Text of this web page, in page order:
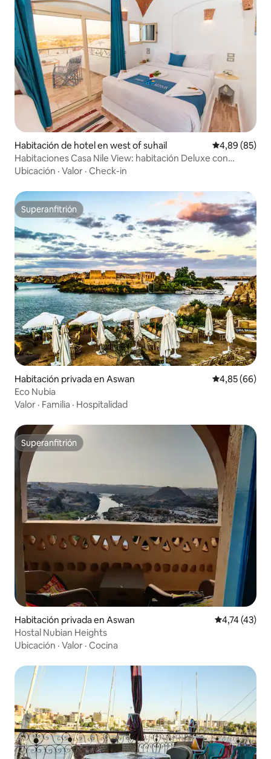
Habitación de hotel en west of suhail Calificación
4,89 (85)
Habitaciones Casa Nile View: habitación Deluxe con
balcón
Ubicación · Valor · Check-in
Superanfitrión
Superanfitrión
Habitación privada en Aswan Calificación
4,85 (66)
Eco Nubia
Valor · Familia · Hospitalidad
Superanfitrión
Superanfitrión
Habitación privada en Aswan Calificación
4,74 (43)
Hostal Nubian Heights
Ubicación · Valor · Cocina